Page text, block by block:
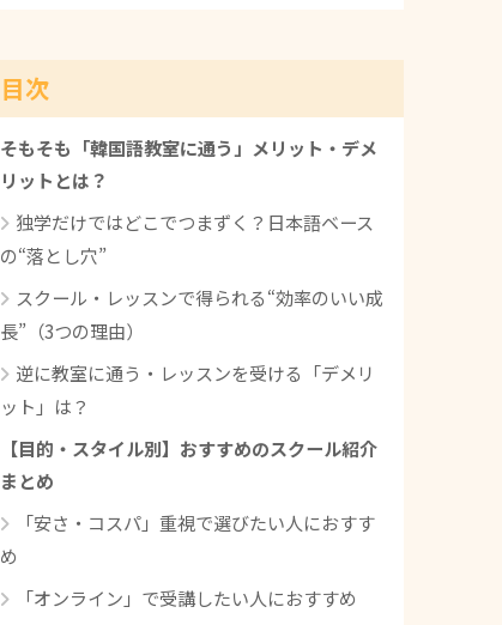
目次
そもそも「韓国語教室に通う」メリット・デメ
リットとは？
独学だけではどこでつまずく？日本語ベース
の“落とし穴”
スクール・レッスンで得られる“効率のいい成
長”（3つの理由）
逆に教室に通う・レッスンを受ける「デメリ
ット」は？
【目的・スタイル別】おすすめのスクール紹介
まとめ
「安さ・コスパ」重視で選びたい人におすす
め
「オンライン」で受講したい人におすすめ